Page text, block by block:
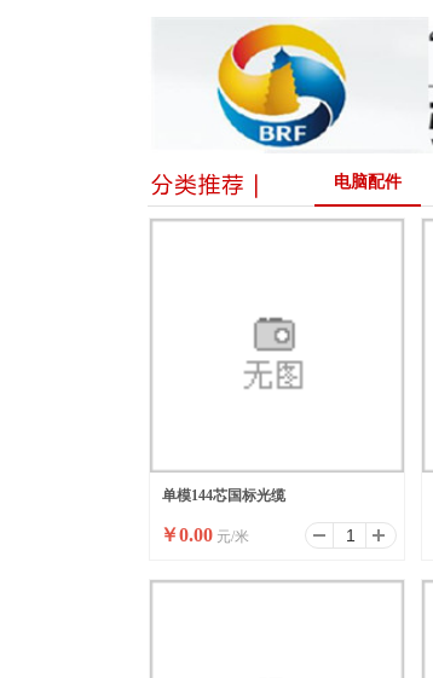
电脑配件
单模144芯国标光缆
￥0.00 元/米